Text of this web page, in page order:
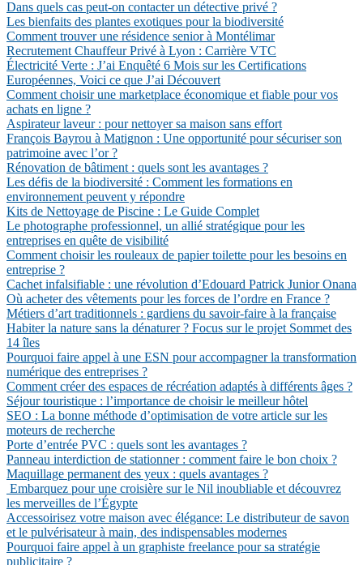
Dans quels cas peut-on contacter un détective privé ?
Les bienfaits des plantes exotiques pour la biodiversité
Comment trouver une résidence senior à Montélimar
Recrutement Chauffeur Privé à Lyon : Carrière VTC
Électricité Verte : J’ai Enquêté 6 Mois sur les Certifications
Européennes, Voici ce que J’ai Découvert
Comment choisir une marketplace économique et fiable pour vos
achats en ligne ?
Aspirateur laveur : pour nettoyer sa maison sans effort
François Bayrou à Matignon : Une opportunité pour sécuriser son
patrimoine avec l’or ?
Rénovation de bâtiment : quels sont les avantages ?
Les défis de la biodiversité : Comment les formations en
environnement peuvent y répondre
Kits de Nettoyage de Piscine : Le Guide Complet
Le photographe professionnel, un allié stratégique pour les
entreprises en quête de visibilité
Comment choisir les rouleaux de papier toilette pour les besoins en
entreprise ?
Cachet infalsifiable : une révolution d’Edouard Patrick Junior Onana
Où acheter des vêtements pour les forces de l’ordre en France ?
Métiers d’art traditionnels : gardiens du savoir-faire à la française
Habiter la nature sans la dénaturer ? Focus sur le projet Sommet des
14 îles
Pourquoi faire appel à une ESN pour accompagner la transformation
numérique des entreprises ?
Comment créer des espaces de récréation adaptés à différents âges ?
Séjour touristique : l’importance de choisir le meilleur hôtel
SEO : La bonne méthode d’optimisation de votre article sur les
moteurs de recherche
Porte d’entrée PVC : quels sont les avantages ?
Panneau interdiction de stationner : comment faire le bon choix ?
Maquillage permanent des yeux : quels avantages ?
Embarquez pour une croisière sur le Nil inoubliable et découvrez
les merveilles de l’Égypte
Accessoirisez votre maison avec élégance: Le distributeur de savon
et le pulvérisateur à main, des indispensables modernes
Pourquoi faire appel à un graphiste freelance pour sa stratégie
publicitaire ?